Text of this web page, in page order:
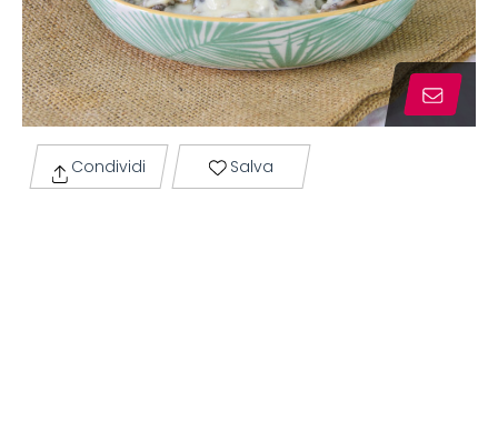
Condividi Salva